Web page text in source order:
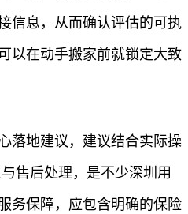
信息，从而确认评估的可执
以在动手搬家前就锁定大致
落地建议，建议结合实际操
售后处理，是不少深圳用
务保障，应包含明确的保险